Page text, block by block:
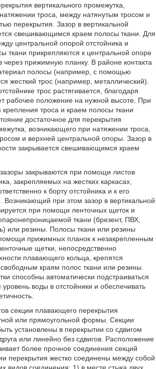
вертикального промежутка,
троса, между натянутым тросом и
перекрытия. Зазор в вертикальной
свешивающимся краем полосы ткани. Для
центральной опорой отстойника и
ткани прикрепляются к центральной опоре
прижимную планку. В районе контакта
полосы (например, с помощью
жесткий трос (например, металлический).
трос растягивается, благодаря
рабочее положение на нужной высоте. При
троса и краем полосы ткани
достаточное для перекрытия
возникающего при натяжении троса,
и верхней центральной опоры. Зазор в
закрывается свешивающимся краем
закрываются при помощи листов
закрепляемых на жестких каркасах,
к борту отстойника и к его
Возникающий при этом зазор в вертикальной
при помощи ленточных щеток и
ткани (брезент, ПВХ,
или резины. Полосы ткани или резины
прижимных планок к незакрепленным
щетки, непосредственно
плавающего кольца, крепятся
краям полос ткани или резины.
способны автоматически подстраиваться
воды в отстойники и обеспечивать
секции плавающего перекрытия
или прямоугольной формы. Секции
установлены в перекрытии со сдвигом
или линейно без сдвигов. Расположение
более прочное соединения секций
перекрытия жестко соединены между собой
видов соединения: 1) в месте стыка двух